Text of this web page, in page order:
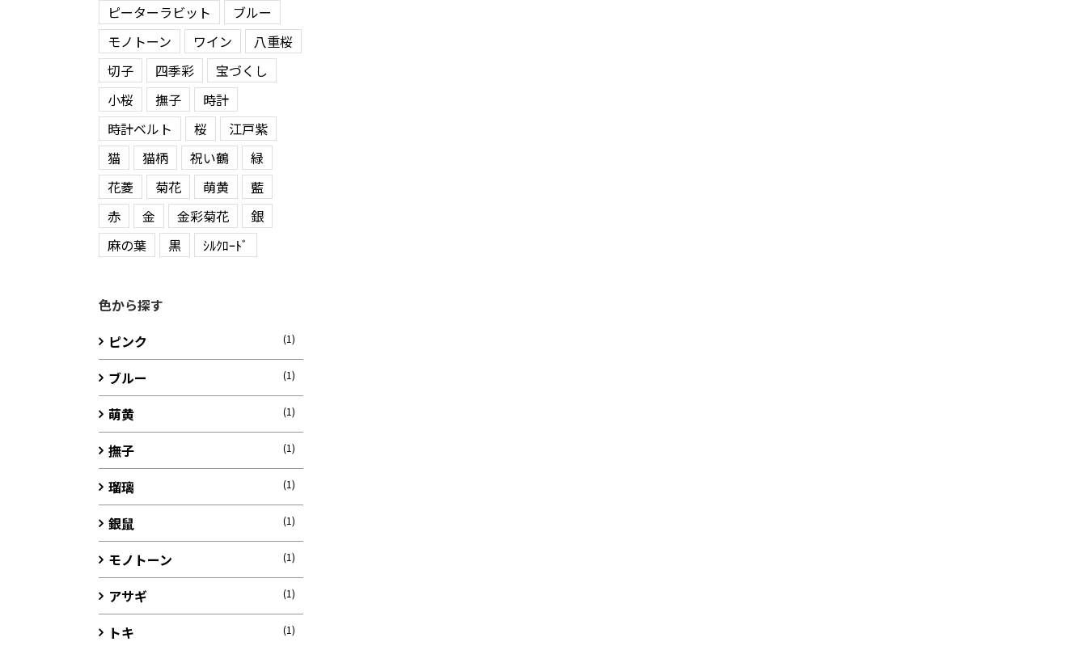
ピーターラビット
ブルー
モノトーン
ワイン
八重桜
切子
四季彩
宝づくし
小桜
撫子
時計
時計ベルト
桜
江戸紫
猫
猫柄 祝い鶴
緑
花菱
菊花 萌黄
藍
赤
金 金彩菊花
銀
麻の葉
黒 ｼﾙｸﾛｰﾄﾞ
色から探す
ピンク
(1)
ブルー (1)
萌黄 (1)
撫子 (1)
瑠璃 (1)
銀鼠 (1)
モノトーン (1)
アサギ (1)
トキ (1)